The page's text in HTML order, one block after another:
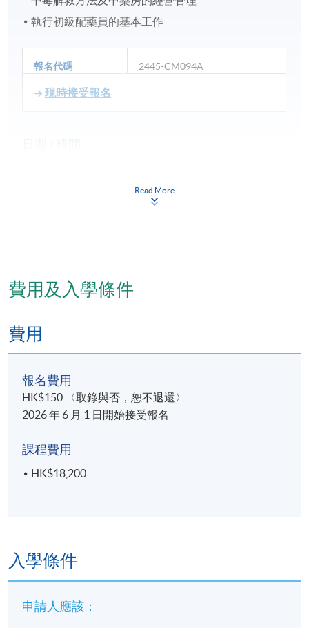
執行初級配藥員的基本工作
報名代碼 2445-CM094A
現時接受報名
午 2 時 30 分至 5 時 30 分
地點
本院教學中心
Read More
費用及入學條件
費用
報名費用
HK$150 〈取錄與否，恕不退還〉
2026 年 6 月 1 日開始接受報名
課程費用
HK$18,200
入學條件
申請人應該：